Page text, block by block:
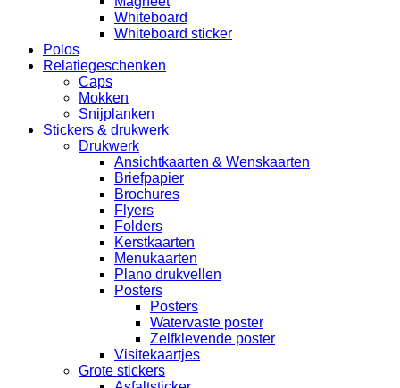
Whiteboard
Whiteboard sticker
Polos
Relatiegeschenken
Caps
Mokken
Snijplanken
Stickers & drukwerk
Drukwerk
Ansichtkaarten & Wenskaarten
Briefpapier
Brochures
Flyers
Folders
Kerstkaarten
Menukaarten
Plano drukvellen
Posters
Posters
Watervaste poster
Zelfklevende poster
Visitekaartjes
Grote stickers